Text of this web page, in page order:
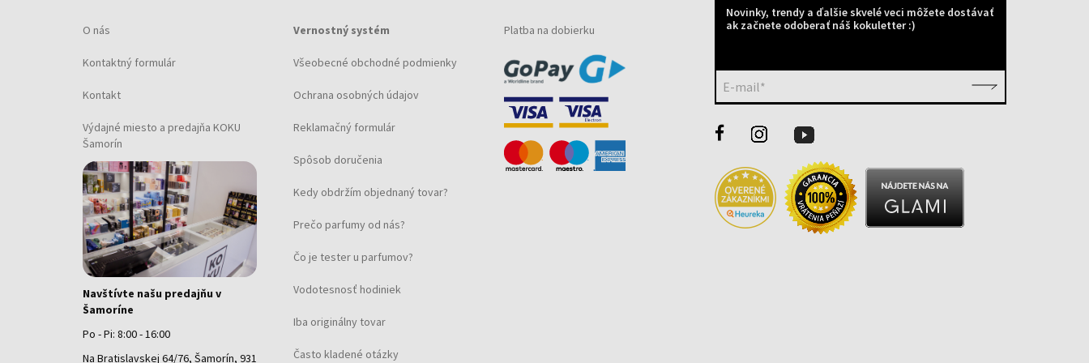
O nás
Kontaktný formulár
Kontakt
Výdajné miesto a predajňa KOKU
Šamorín
Navštívte našu predajňu v
Šamoríne
Po - Pi: 8:00 - 16:00
Na Bratislavskej 64/76, Šamorín, 931
Vernostný systém
Všeobecné obchodné podmienky
Ochrana osobných údajov
Reklamačný formulár
Spôsob doručenia
Kedy obdržím objednaný tovar?
Prečo parfumy od nás?
Čo je tester u parfumov?
Vodotesnosť hodiniek
Iba originálny tovar
Často kladené otázky
Platba na dobierku
Novinky, trendy a ďalšie skvelé veci môžete dostávať
ak začnete odoberať náš kokuletter :)
E-mail*